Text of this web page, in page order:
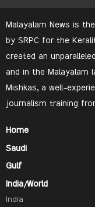
Malayalam News is
by SRPC for the
created an
and in the Malayalam
Mishkas, a well-
journalism training
Home
Saudi
Gulf
India/World
India